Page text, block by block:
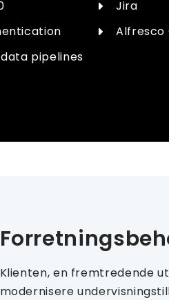
Jira
Alfresco
pipelines
Klienten, en fremtredende
modernisere